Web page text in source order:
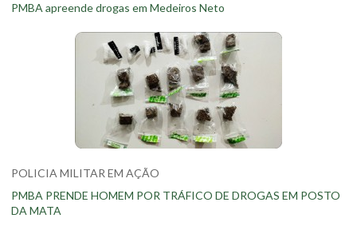
PMBA apreende drogas em Medeiros Neto
POLICIA MILITAR EM AÇÃO
PMBA PRENDE HOMEM POR TRÁFICO DE DROGAS EM POSTO
DA MATA